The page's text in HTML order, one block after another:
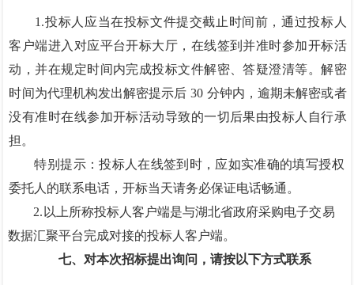
1.投标人应当在投标文件提交截止时间前，通过投标人
客户端进入对应平台开标大厅，在线签到并准时参加开标活
动，并在规定时间内完成投标文件解密、答疑澄清等。解密
时间为代理机构发出解密提示后 30 分钟内，逾期未解密或者
没有准时在线参加开标活动导致的一切后果由投标人自行承
担。
特别提示：投标人在线签到时，应如实准确的填写授权
委托人的联系电话，开标当天请务必保证电话畅通。
2.以上所称投标人客户端是与湖北省政府采购电子交易
数据汇聚平台完成对接的投标人客户端。
七、对本次招标提出询问，请按以下方式联系